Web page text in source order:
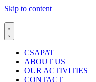
Skip to content
CSAPAT
ABOUT US
OUR ACTIVITIES
CONTACT